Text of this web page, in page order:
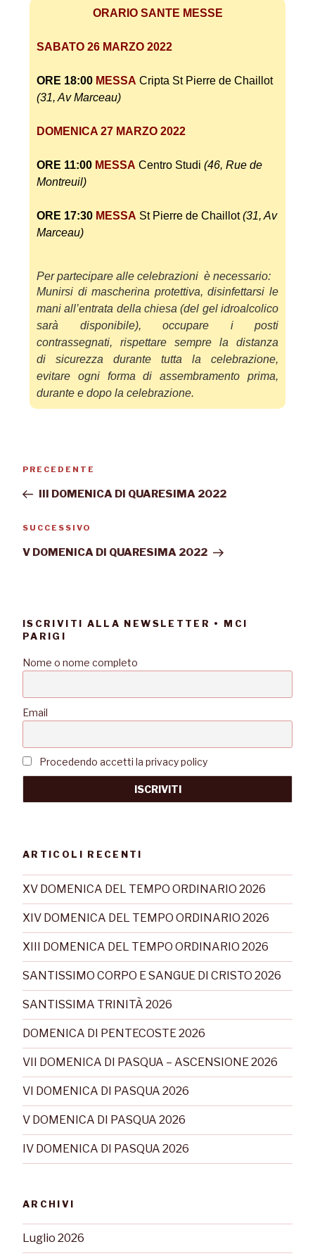
ORARIO SANTE MESSE
SABATO 26 MARZO 2022
ORE 18:00 MESSA Cripta St Pierre de Chaillot
(31, Av Marceau)
DOMENICA 27 MARZO 2022
ORE 11:00 MESSA Centro Studi (46, Rue de
Montreuil)
ORE 17:30 MESSA St Pierre de Chaillot(31, Av
Marceau)
Per partecipare alle celebrazioni è necessario:
Munirsi di mascherina protettiva, disinfettarsi le
mani all’entrata della chiesa (del gel idroalcolico
sarà disponibile), occupare i posti
contrassegnati, rispettare sempre la distanza
di sicurezza durante tutta la celebrazione,
evitare ogni forma di assembramento prima,
durante e dopo la celebrazione.
PRECEDENTE
III DOMENICA DI QUARESIMA 2022
SUCCESSIVO
V DOMENICA DI QUARESIMA 2022
ISCRIVITI ALLA NEWSLETTER • MCI
PARIGI
Nome o nome completo
Email
Procedendo accetti la privacy policy
ARTICOLI RECENTI
XV DOMENICA DEL TEMPO ORDINARIO 2026
XIV DOMENICA DEL TEMPO ORDINARIO 2026
XIII DOMENICA DEL TEMPO ORDINARIO 2026
SANTISSIMO CORPO E SANGUE DI CRISTO 2026
SANTISSIMA TRINITÀ 2026
DOMENICA DI PENTECOSTE 2026
VII DOMENICA DI PASQUA – ASCENSIONE 2026
VI DOMENICA DI PASQUA 2026
V DOMENICA DI PASQUA 2026
IV DOMENICA DI PASQUA 2026
ARCHIVI
Luglio 2026